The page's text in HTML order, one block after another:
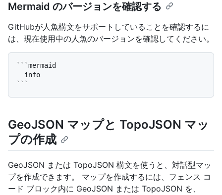
Mermaid のバージョンを確認する
GitHubが人魚構文をサポートしていることを確認するに
は、現在使用中の人魚のバージョンを確認してください。
```mermaid
GeoJSON マップと TopoJSON マッ
プの作成
GeoJSON または TopoJSON 構文を使うと、対話型マッ
プを作成できます。 マップを作成するには、フェンス コ
ード ブロック内に GeoJSON または TopoJSON を、